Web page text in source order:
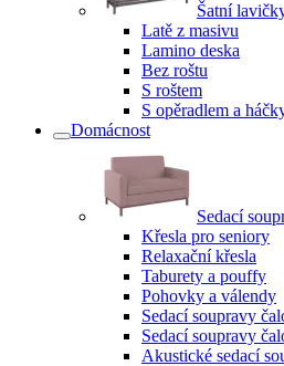
Šatní
Latě z masivu
Lamino deska
Bez roštu
S roštem
S opěradlem a
Domácnost
Sedací
Křesla pro seniory
Relaxační křesla
Taburety a pouffy
Pohovky a válendy
Sedací soupravy
Sedací soupravy
Akustické sedací